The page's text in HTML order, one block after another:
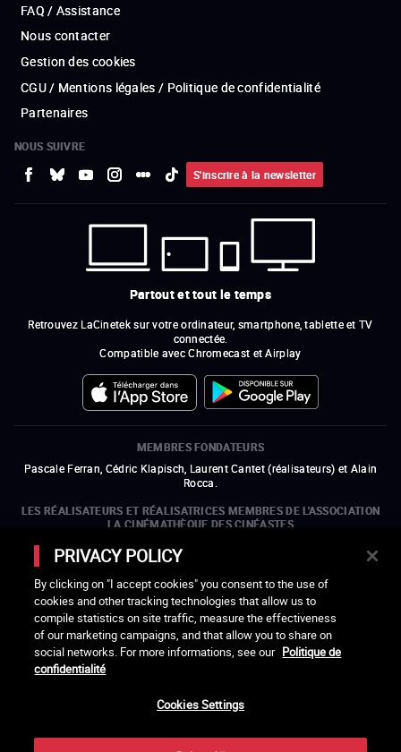
FAQ / Assistance
Nous contacter
Gestion des cookies
CGU / Mentions légales / Politique de confidentialité
Partenaires
NOUS SUIVRE
S'inscrire à la newsletter
Partout et tout le temps
Retrouvez LaCinetek sur votre ordinateur, smartphone, tablette et TV
connectée.
Compatible avec Chromecast et Airplay
MEMBRES FONDATEURS
Pascale Ferran, Cédric Klapisch, Laurent Cantet (réalisateurs) et Alain
Rocca.
LES RÉALISATEURS ET RÉALISATRICES MEMBRES DE L'ASSOCIATION
LA CINÉMATHÈQUE DES CINÉASTES
Olivier Assayas, Bertrand Bonello, Michel Hazanavicius (représentant de
l'ARP), Rebecca Zlotowski et Mikael Buch (représentant de la SRF)
LES ORGANISMES MEMBRES DE L'ASSOCIATION LA CINÉMATHÈQUE
DES CINÉASTES
PRIVACY POLICY
By clicking on "I accept cookies" you consent to the use of
cookies and other tracking technologies that allow us to
compile statistics on site traffic, measure the effectiveness
of our marketing campaigns, and that allow you to share on
social networks. For more informations, see our Politique de
confidentialité
Cookies Settings